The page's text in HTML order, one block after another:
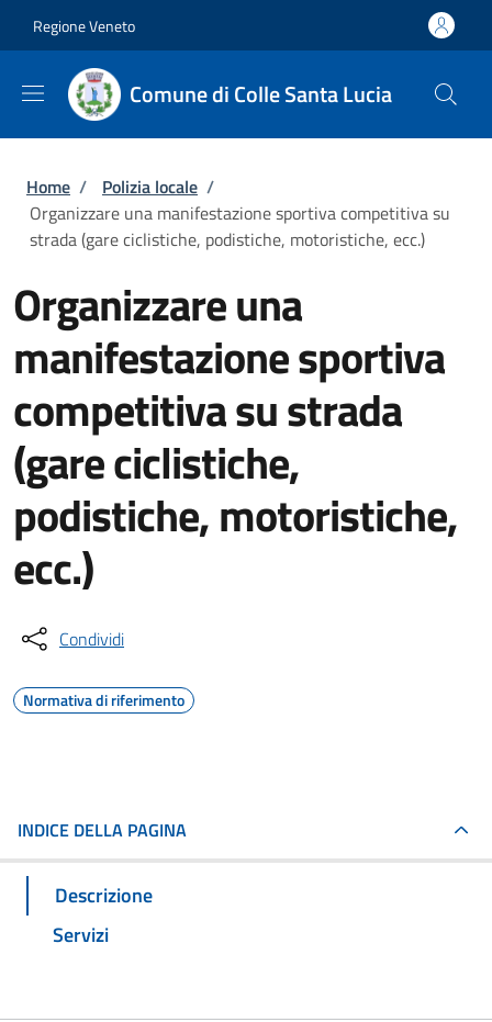
Regione Veneto
Comune di Colle Santa Lucia
Briciole di pane
Home / Polizia locale /
Organizzare una manifestazione sportiva competitiva su
strada (gare ciclistiche, podistiche, motoristiche, ecc.)
Organizzare una
manifestazione sportiva
competitiva su strada
(gare ciclistiche,
podistiche, motoristiche,
ecc.)
Condividi
Normativa di riferimento
INDICE DELLA PAGINA
Descrizione
Servizi